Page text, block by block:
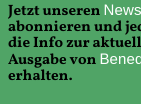
Jetzt unseren
abonnieren und
die Info zur
Ausgabe von
erhalten.